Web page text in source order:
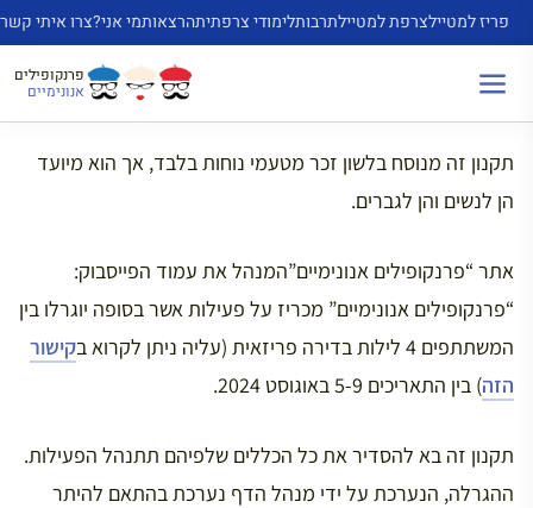
לדלג
לתוכן
פריז למטיילצרפת למטיילתרבותלימודי צרפתיתהרצאותמי אני?צרו איתי קשר
פרנקופילים
אנונימיים
תקנון זה מנוסח בלשון זכר מטעמי נוחות בלבד, אך הוא מיועד
הן לנשים והן לגברים.
אתר “פרנקופילים אנונימיים”המנהל את עמוד הפייסבוק:
“פרנקופילים אנונימיים” מכריז על פעילות אשר בסופה יוגרלו בין
המשתתפים 4 לילות בדירה פריזאית (עליה ניתן לקרוא ב
קישור
הזה) בין התאריכים 5-9 באוגוסט 2024.
תקנון זה בא להסדיר את כל הכללים שלפיהם תתנהל הפעילות.
ההגרלה, הנערכת על ידי מנהל הדף נערכת בהתאם להיתר